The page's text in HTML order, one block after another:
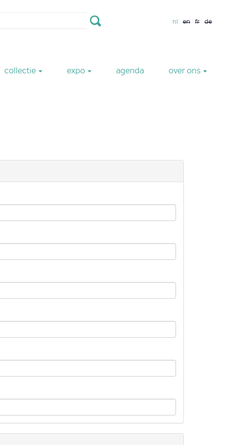
nl en fr de
collectie expo agenda over ons